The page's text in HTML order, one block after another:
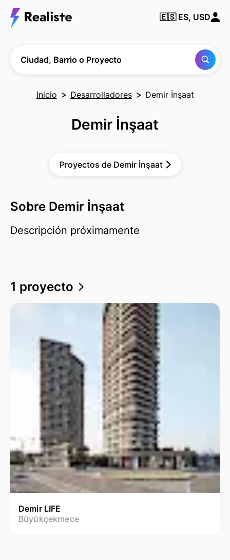
Encuentra
cualquier
🇪🇸 ES, USD
Ciudad, Barrio o Proyecto
Inicio Desarrolladores Demir İnşaat
Demir İnşaat
Proyectos de Demir İnşaat
Sobre Demir İnşaat
Descripción próximamente
1 proyecto
Demir LIFE
Büyükçekmece